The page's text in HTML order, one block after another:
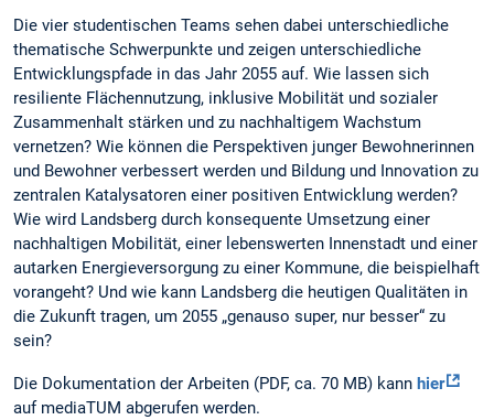
Die vier studentischen Teams sehen dabei unterschiedliche
thematische Schwerpunkte und zeigen unterschiedliche
Entwicklungspfade in das Jahr 2055 auf. Wie lassen sich
resiliente Flächennutzung, inklusive Mobilität und sozialer
Zusammenhalt stärken und zu nachhaltigem Wachstum
vernetzen? Wie können die Perspektiven junger Bewohnerinnen
und Bewohner verbessert werden und Bildung und Innovation zu
zentralen Katalysatoren einer positiven Entwicklung werden?
Wie wird Landsberg durch konsequente Umsetzung einer
nachhaltigen Mobilität, einer lebenswerten Innenstadt und einer
autarken Energieversorgung zu einer Kommune, die beispielhaft
vorangeht? Und wie kann Landsberg die heutigen Qualitäten in
die Zukunft tragen, um 2055 „genauso super, nur besser“ zu
sein?
Die Dokumentation der Arbeiten (PDF, ca. 70 MB) kann hier
auf mediaTUM abgerufen werden.